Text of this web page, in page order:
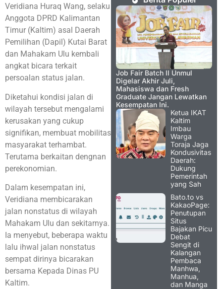
Veridiana Huraq Wang, selaku
Anggota DPRD Kalimantan
Timur (Kaltim) asal Daerah
Pemilihan (Dapil) Kutai Barat
dan Mahakam Ulu kembali
angkat bicara terkait
persoalan status jalan.
Diketahui kondisi jalan di
wilayah tersebut mengalami
kerusakan yang cukup
signifikan, membuat mobilitas
masyarakat terhambat.
Terutama berkaitan dengnan
perekonomian.
Dalam kesempatan ini,
Veridiana membicarakan
jalan nonstatus di wilayah
Mahakam Ulu dan sekitarnya.
Ia menyebut, beberapa waktu
lalu ihwal jalan nonstatus
sempat dirinya bicarakan
bersama Kepada Dinas PU
Kaltim.
Job Fair Batch II Unmul
Digelar Akhir Juli,
Mahasiswa dan Fresh
Graduate Jangan Lewatkan
Kesempatan Ini.
Ketua IKAT
Kaltim
Imbau
Warga
Toraja Jaga
Kondusivitas
Daerah:
Dukung
Pemerintah
yang Sah
Bato.to vs
KakaoPage:
Penutupan
Situs
Bajakan Picu
Debat
Sengit di
Kalangan
Pembaca
Manhwa,
Manhua,
dan Manga